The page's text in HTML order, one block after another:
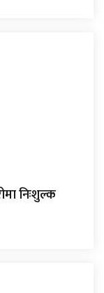
निःशुल्क